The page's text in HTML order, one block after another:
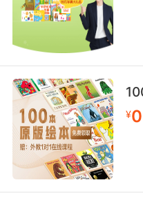
式培养语音语感，都
法要符合幼儿的年龄
孩子从3岁开始在幼
儿歌、简单的英语游
他只是跟着哼唱，到
单词描述周围的事物
的英语句子表达自己
持着浓厚的兴趣。重
没有受到影响，普通
子是幼儿园的英语主
果超市”的游戏，孩
¥0